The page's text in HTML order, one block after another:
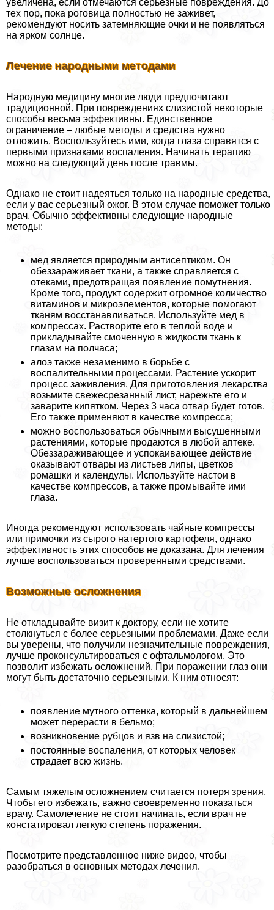
тех пор, пока роговица полностью не заживет,
рекомендуют носить затемняющие очки и не появляться
на ярком солнце.
Лечение народными методами
Народную медицину многие люди предпочитают
традиционной. При повреждениях слизистой некоторые
способы весьма эффективны. Единственное
ограничение – любые методы и средства нужно
отложить. Воспользуйтесь ими, когда глаза справятся с
первыми признаками воспаления. Начинать терапию
можно на следующий день после травмы.
Однако не стоит надеяться только на народные средства,
если у вас серьезный ожог. В этом случае поможет только
врач. Обычно эффективны следующие народные
методы:
мед является природным антисептиком. Он
обеззараживает ткани, а также справляется с
отеками, предотвращая появление помутнения.
Кроме того, продукт содержит огромное количество
витаминов и микроэлементов, которые помогают
тканям восстанавливаться. Используйте мед в
компрессах. Растворите его в теплой воде и
прикладывайте смоченную в жидкости ткань к
глазам на полчаса;
алоэ также незаменимо в борьбе с
воспалительными процессами. Растение ускорит
процесс заживления. Для приготовления лекарства
возьмите свежесрезанный лист, нарежьте его и
заварите кипятком. Через 3 часа отвар будет готов.
Его также применяют в качестве компресса;
можно воспользоваться обычными высушенными
растениями, которые продаются в любой аптеке.
Обеззараживающее и успокаивающее действие
оказывают отвары из листьев липы, цветков
ромашки и календулы. Используйте настои в
качестве компрессов, а также промывайте ими
глаза.
Иногда рекомендуют использовать чайные компрессы
или примочки из сырого натертого картофеля, однако
эффективность этих способов не доказана. Для лечения
лучше воспользоваться проверенными средствами.
Возможные осложнения
Не откладывайте визит к доктору, если не хотите
столкнуться с более серьезными проблемами. Даже если
вы уверены, что получили незначительные повреждения,
лучше проконсультироваться с офтальмологом. Это
позволит избежать осложнений. При поражении глаз они
могут быть достаточно серьезными. К ним относят:
появление мутного оттенка, который в дальнейшем
может перерасти в бельмо;
возникновение рубцов и язв на слизистой;
постоянные воспаления, от которых человек
страдает всю жизнь.
Самым тяжелым осложнением считается потеря зрения.
Чтобы его избежать, важно своевременно показаться
врачу. Самолечение не стоит начинать, если врач не
констатировал легкую степень поражения.
Посмотрите представленное ниже видео, чтобы
разобраться в основных методах лечения.